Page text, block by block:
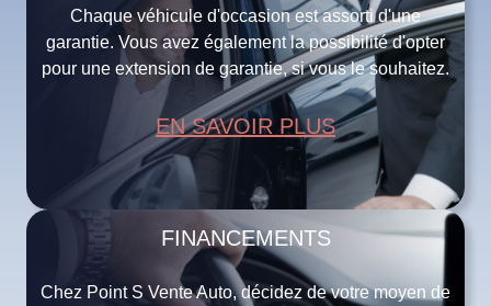
Chaque véhicule d'occasion est assorti d'une
garantie. Vous avez également la possibilité d'opter
pour une extension de garantie, si vous le souhaitez.
EN SAVOIR PLUS
FINANCEMENTS
Chez Point S Vente Auto, décidez de votre moyen de